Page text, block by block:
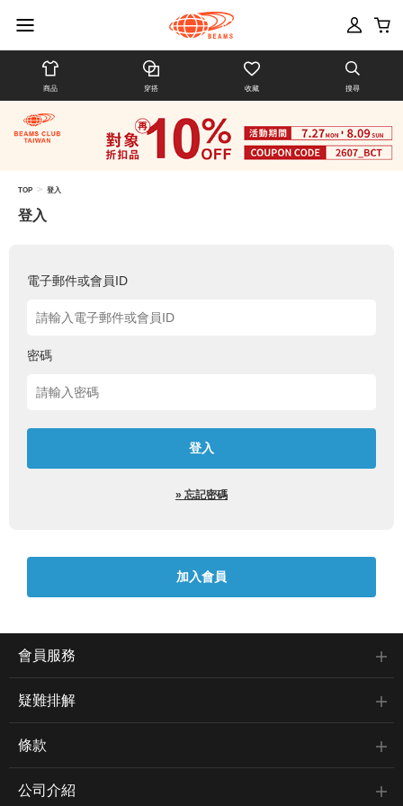
商品 穿搭 收藏 搜尋
TOP > 登入
登入
電子郵件或會員ID
密碼
» 忘記密碼
會員服務
疑難排解
條款
公司介紹